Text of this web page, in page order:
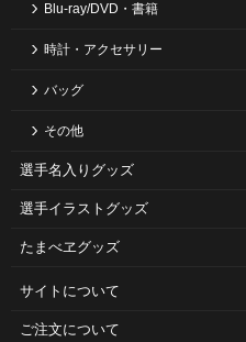
Blu-ray/DVD・書籍
時計・アクセサリー
バッグ
その他
選手名入りグッズ
選手イラストグッズ
たまべヱグッズ
サイトについて
ご注⽂について